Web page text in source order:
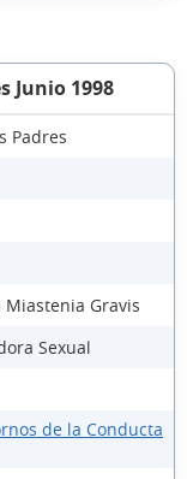
Junio 1998
Padres
Gravis
Sexual
de la Conducta